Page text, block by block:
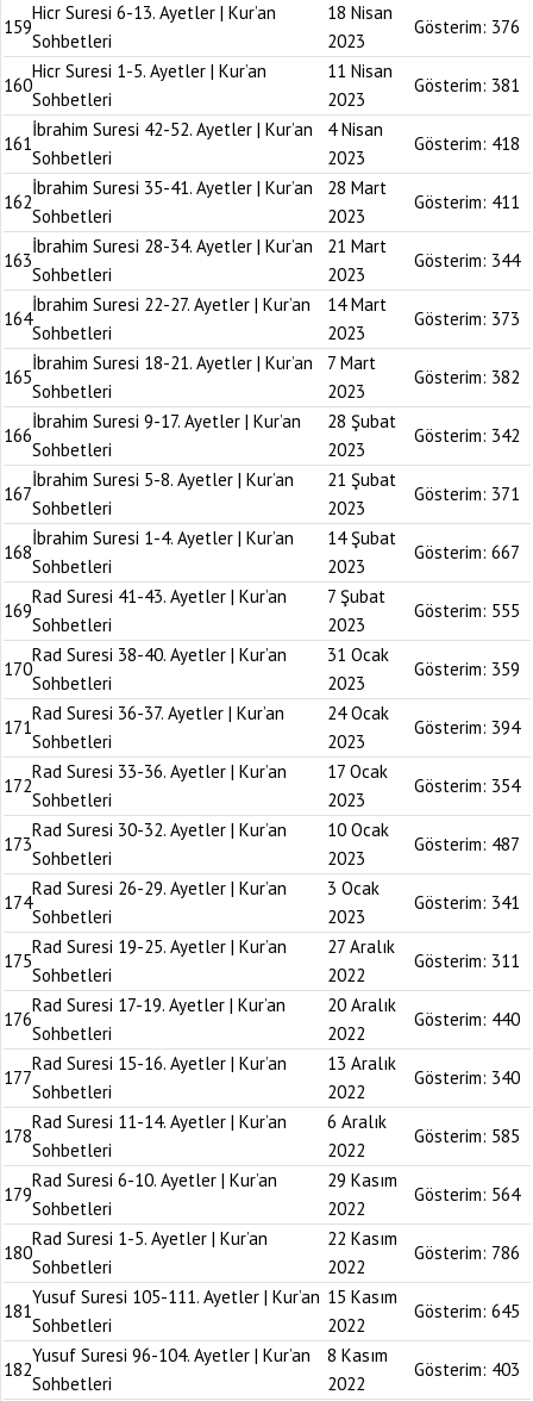
159
Hicr Suresi 6-13. Ayetler | Kur’an
Sohbetleri
18 Nisan
2023
Gösterim: 376
160
Hicr Suresi 1-5. Ayetler | Kur’an
Sohbetleri
11 Nisan
2023
Gösterim: 381
161
İbrahim Suresi 42-52. Ayetler | Kur’an
Sohbetleri
4 Nisan
2023
Gösterim: 418
162
İbrahim Suresi 35-41. Ayetler | Kur’an
Sohbetleri
28 Mart
2023
Gösterim: 411
163
İbrahim Suresi 28-34. Ayetler | Kur’an
Sohbetleri
21 Mart
2023
Gösterim: 344
164
İbrahim Suresi 22-27. Ayetler | Kur’an
Sohbetleri
14 Mart
2023
Gösterim: 373
165
İbrahim Suresi 18-21. Ayetler | Kur’an
Sohbetleri
7 Mart
2023
Gösterim: 382
166
İbrahim Suresi 9-17. Ayetler | Kur’an
Sohbetleri
28 Şubat
2023
Gösterim: 342
167
İbrahim Suresi 5-8. Ayetler | Kur’an
Sohbetleri
21 Şubat
2023
Gösterim: 371
168
İbrahim Suresi 1-4. Ayetler | Kur’an
Sohbetleri
14 Şubat
2023
Gösterim: 667
169
Rad Suresi 41-43. Ayetler | Kur’an
Sohbetleri
7 Şubat
2023
Gösterim: 555
170
Rad Suresi 38-40. Ayetler | Kur’an
Sohbetleri
31 Ocak
2023
Gösterim: 359
171
Rad Suresi 36-37. Ayetler | Kur’an
Sohbetleri
24 Ocak
2023
Gösterim: 394
172
Rad Suresi 33-36. Ayetler | Kur’an
Sohbetleri
17 Ocak
2023
Gösterim: 354
173
Rad Suresi 30-32. Ayetler | Kur’an
Sohbetleri
10 Ocak
2023
Gösterim: 487
174
Rad Suresi 26-29. Ayetler | Kur’an
Sohbetleri
3 Ocak
2023
Gösterim: 341
175
Rad Suresi 19-25. Ayetler | Kur’an
Sohbetleri
27 Aralık
2022
Gösterim: 311
176
Rad Suresi 17-19. Ayetler | Kur’an
Sohbetleri
20 Aralık
2022
Gösterim: 440
177
Rad Suresi 15-16. Ayetler | Kur’an
Sohbetleri
13 Aralık
2022
Gösterim: 340
178
Rad Suresi 11-14. Ayetler | Kur’an
Sohbetleri
6 Aralık
2022
Gösterim: 585
179
Rad Suresi 6-10. Ayetler | Kur’an
Sohbetleri
29 Kasım
2022
Gösterim: 564
180
Rad Suresi 1-5. Ayetler | Kur’an
Sohbetleri
22 Kasım
2022
Gösterim: 786
181
Yusuf Suresi 105-111. Ayetler | Kur’an
Sohbetleri
15 Kasım
2022
Gösterim: 645
182
Yusuf Suresi 96-104. Ayetler | Kur’an
Sohbetleri
8 Kasım
2022
Gösterim: 403